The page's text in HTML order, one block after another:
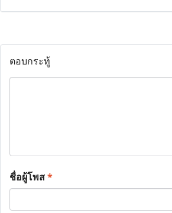
ตอบกระทู้
ชื่อผู้โพส*